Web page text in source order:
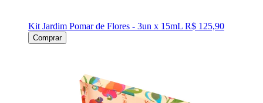
Kit Jardim Pomar de Flores - 3un x 15mL R$ 125,90
Comprar